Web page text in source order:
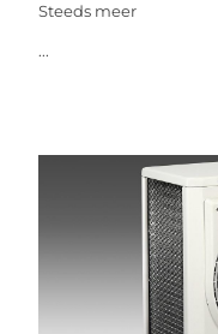
Steeds meer
...